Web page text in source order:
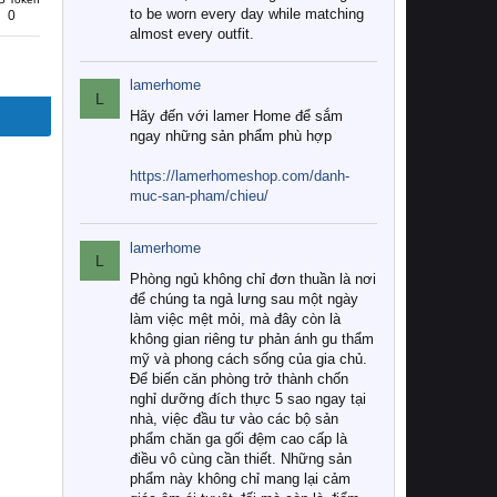
0
to be worn every day while matching
almost every outfit.
L
lamerhome
Hãy đến với lamer Home để sắm
ngay những sản phẩm phù hợp
https://lamerhomeshop.com/danh-
muc-san-pham/chieu/
L
lamerhome
Phòng ngủ không chỉ đơn thuần là nơi
để chúng ta ngả lưng sau một ngày
làm việc mệt mỏi, mà đây còn là
không gian riêng tư phản ánh gu thẩm
mỹ và phong cách sống của gia chủ.
Để biến căn phòng trở thành chốn
nghỉ dưỡng đích thực 5 sao ngay tại
nhà, việc đầu tư vào các bộ sản
phẩm chăn ga gối đệm cao cấp là
điều vô cùng cần thiết. Những sản
phẩm này không chỉ mang lại cảm